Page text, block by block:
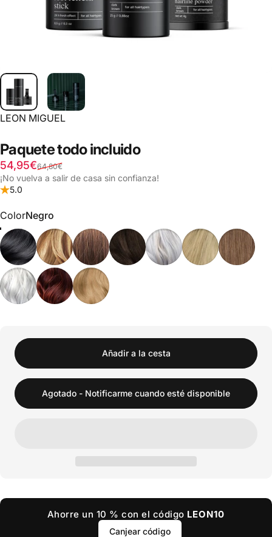
LEON MIGUEL
Paquetetodoincluido
Precio de venta al público
54,95€
Precio normal
64,80€
¡No vuelva a salir de casa sin confianza!
5.0
Color
ColorNegro
Añadir a la cesta
Agotado - Notificarme cuando esté disponible
Ahorre un 10 % con el código LEON10
Canjear código